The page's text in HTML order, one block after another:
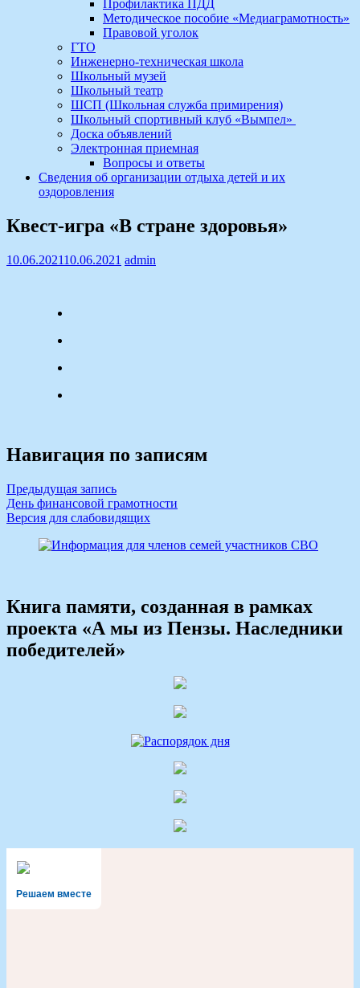
Профилактика ПДД
Методическое пособие «Медиаграмотность»
Правовой уголок
ГТО
Инженерно-техническая школа
Школьный музей
Школьный театр
ШСП (Школьная служба примирения)
Школьный спортивный клуб «Вымпел»
Доска объявлений
Электронная приемная
Вопросы и ответы
Сведения об организации отдыха детей и их
оздоровления
Квест-игра «В стране здоровья»
10.06.202110.06.2021 admin
Навигация по записям
Предыдущая запись
День финансовой грамотности
Версия для слабовидящих
Книга памяти, созданная в рамках
проекта «А мы из Пензы. Наследники
победителей»
Решаем вместе